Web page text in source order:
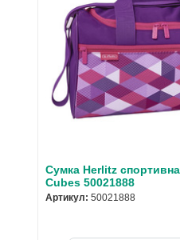
Сумка Herlitz
Cubes 50021888
Артикул: 50021888